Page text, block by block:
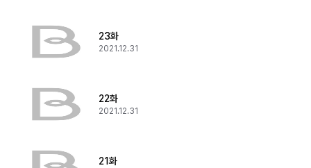
23화
2021.12.31
22화
2021.12.31
21화